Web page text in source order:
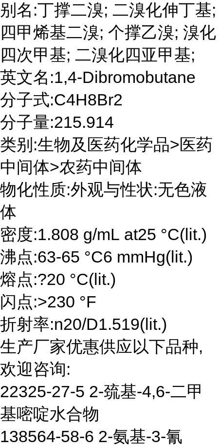
别名:丁撑二溴; 二溴化伸丁基;
四甲烯基二溴; 个撑乙溴; 溴化
四次甲基; 二溴化四亚甲基;
英文名:1,4-Dibromobutane
分子式:C4H8Br2
分子量:215.914
类别:生物及医药化学品>医药
中间体>农药中间体
物化性质:外观与性状:无色液
体
密度:1.808 g/mL at25 °C(lit.)
沸点:63-65 °C6 mmHg(lit.)
熔点:?20 °C(lit.)
闪点:>230 °F
折射率:n20/D1.519(lit.)
生产厂家优惠供应以下品种,
欢迎咨询:
22325-27-5 2-巯基-4,6-二甲
基嘧啶水合物
138564-58-6 2-氨基-3-氰